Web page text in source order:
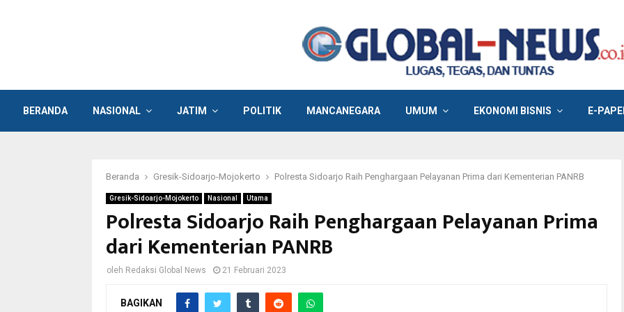
BERANDA NASIONAL JATIM POLITIK MANCANEGARA UMUM EKONOMI BISNIS E-
Beranda Gresik-Sidoarjo-Mojokerto Polresta Sidoarjo Raih Penghargaan Pelayanan Prima dari Kementerian PANRB
Gresik-Sidoarjo-Mojokerto Nasional Utama
Polresta Sidoarjo Raih Penghargaan Pelayanan Prima
dari Kementerian PANRB
oleh Redaksi Global News 21 Februari 2023
BAGIKAN